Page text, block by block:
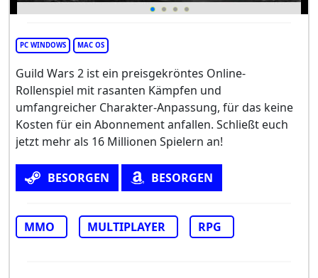
PC WINDOWS MAC OS
Guild Wars 2 ist ein preisgekröntes Online-
Rollenspiel mit rasanten Kämpfen und
umfangreicher Charakter-Anpassung, für das keine
Kosten für ein Abonnement anfallen. Schließt euch
jetzt mehr als 16 Millionen Spielern an!
BESORGEN BESORGEN
MMO MULTIPLAYER RPG